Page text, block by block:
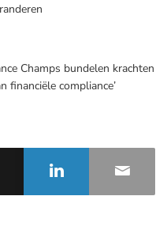
Champs bundelen krachten
financiële compliance’